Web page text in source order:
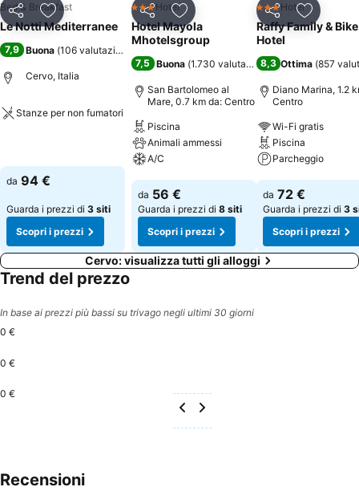
CondividiAggiungi ai preferiti
Bed & Breakfast
Le Notti Mediterranee
7,9 Buona (106 valutazioni
Cervo, Italia
Stanze per non fumatori
da 94 €
Guarda i prezzi di 3 siti
Scopri i prezzi
CondividiAggiungi ai preferiti
3 StelleHotel
Hotel Mayola
Mhotelsgroup
7,5 Buona (1.730 valutazioni)
San Bartolomeo al
Mare, 0.7 km da: Centro
Piscina
Animali ammessi
A/C
Scopri i prezzi
da 56 €
Guarda i prezzi di 8 siti
Scopri i prezzi
Condividi
3 StelleHotel
Raffy Family & Bike
Hotel
8,3 Ottima (857
Diano Marina, 1.2
Centro
Wi-Fi gratis
Piscina
Parcheggio
Scopri i prezzi
da 72 €
Guarda i prezzi di 3
Scopri i prezzi
Cervo: visualizza tutti gli alloggi
Trend del prezzo
In base ai prezzi più bassi su trivago negli ultimi 30 giorni
0 €
0 €
0 €
Recensioni